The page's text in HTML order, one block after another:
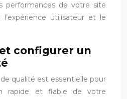
performances de votre site
utilisateur et le
configurer un
de qualité est essentielle pour
rapide et fiable de votre